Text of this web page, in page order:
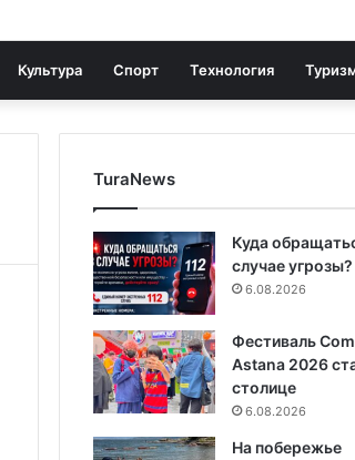
Культура Спорт Технология
TuraNews
Куда
случае угрозы?
6.08.2026
Фестиваль
Astana 2026
столице
6.08.2026
На побережье